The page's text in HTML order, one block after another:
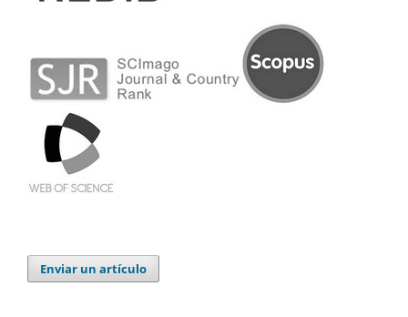
Enviar un artículo